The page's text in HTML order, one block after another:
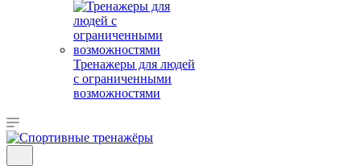
Тренажеры для людей
с ограниченными
возможностями